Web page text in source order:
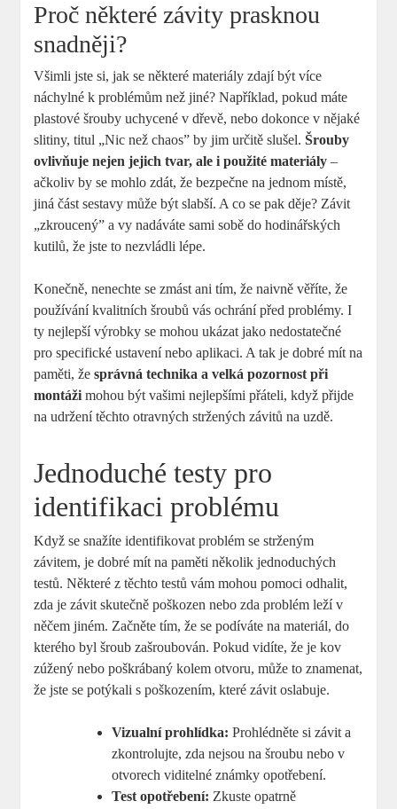
Proč některé závity prasknou
snadněji?
Všimli jste si, jak se některé materiály zdají být více
náchylné k problémům než jiné? Například, pokud máte
plastové šrouby uchycené v dřevě, nebo dokonce v nějaké
slitiny, titul „Nic než chaos” by jim určitě slušel.Šrouby
ovlivňuje nejen jejich tvar, ale i použité materiály –
ačkoliv by se mohlo zdát, že bezpečne na jednom místě,
jiná část sestavy může být slabší. A co se pak děje? Závit
„zkroucený” a vy nadáváte sami sobě do hodinářských
kutilů, že jste to nezvládli lépe.
Konečně, nenechte se zmást ani tím, že naivně věříte, že
používání kvalitních šroubů vás ochrání před problémy. I
ty nejlepší výrobky se mohou ukázat jako nedostatečné
pro specifické ustavení nebo aplikaci. A tak je dobré mít na
paměti, žesprávná technika a velká pozornost při
montáži mohou být vašimi nejlepšími přáteli, když přijde
na udržení těchto otravných stržených závitů na uzdě.
Jednoduché testy pro
identifikaci problému
Když se snažíte identifikovat problém se strženým
závitem, je dobré mít na paměti několik jednoduchých
testů. Některé z těchto testů vám mohou pomoci odhalit,
zda je závit skutečně poškozen nebo zda problém leží v
něčem jiném. Začněte tím, že se podíváte na materiál, do
kterého byl šroub zašroubován. Pokud vidíte, že je kov
zúžený nebo poškrábaný kolem otvoru, může to znamenat,
že jste se potýkali s poškozením, které závit oslabuje.
Vizualní prohlídka: Prohlédněte si závit a
zkontrolujte, zda nejsou na šroubu nebo v
otvorech viditelné známky opotřebení.
Test opotřebení: Zkuste opatrně